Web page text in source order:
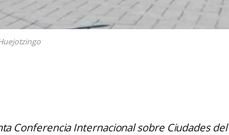
Conferencia Internacional sobre Ciudades del